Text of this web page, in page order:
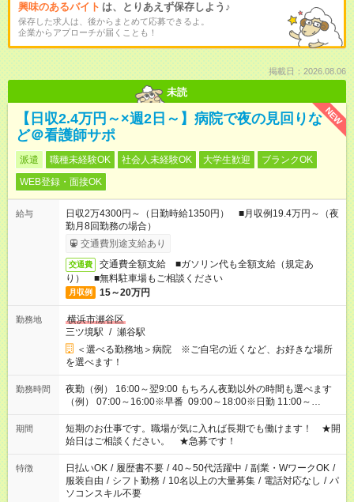
興味のあるバイト は、とりあえず保存しよう♪
保存した求人は、後からまとめて応募できるよ。
企業からアプローチが届くことも！
掲載日：2026.08.06
未読
NEW
【日収2.4万円～×週2日～】病院で夜の見回りな
ど＠看護師サポ
派遣 職種未経験OK 社会人未経験OK 大学生歓迎
ブランクOK
WEB登録・面接OK
給与
日収2万4300円～（日勤時給1350円） ■月収例19.4万円～（夜
勤月8回勤務の場合）
交通費別途支給あり
交通費
交通費全額支給 ■ガソリン代も全額支給（規定あ
り） ■無料駐車場もご相談ください
月収例 15～20万円
勤務地
横浜市瀬谷区
三ツ境駅 / 瀬谷駅
＜選べる勤務地＞病院 ※ご自宅の近くなど、お好きな場所
を選べます！
勤務時間
夜勤（例） 16:00～翌9:00 もちろん夜勤以外の時間も選べます
（例） 07:00～16:00※早番 09:00～18:00※日勤 11:00～
20:00※遅番 ※時間は、固定・選べる施設もあるので、ご希望が
あれば調整できます！ ※シフト制。勤務地により実働時間が異
なります。★家庭の都合でお休みが必要な場合も遠慮なくご相談
ください。
期間
短期のお仕事です。職場が気に入れば長期でも働けます！ ★開
始日はご相談ください。 ★急募です！
特徴 日払いOK / 履歴書不要 / 40～50代活躍中 / 副業・WワークOK /
服装自由 / シフト勤務 / 10名以上の大量募集 / 電話対応なし / パ
ソコンスキル不要